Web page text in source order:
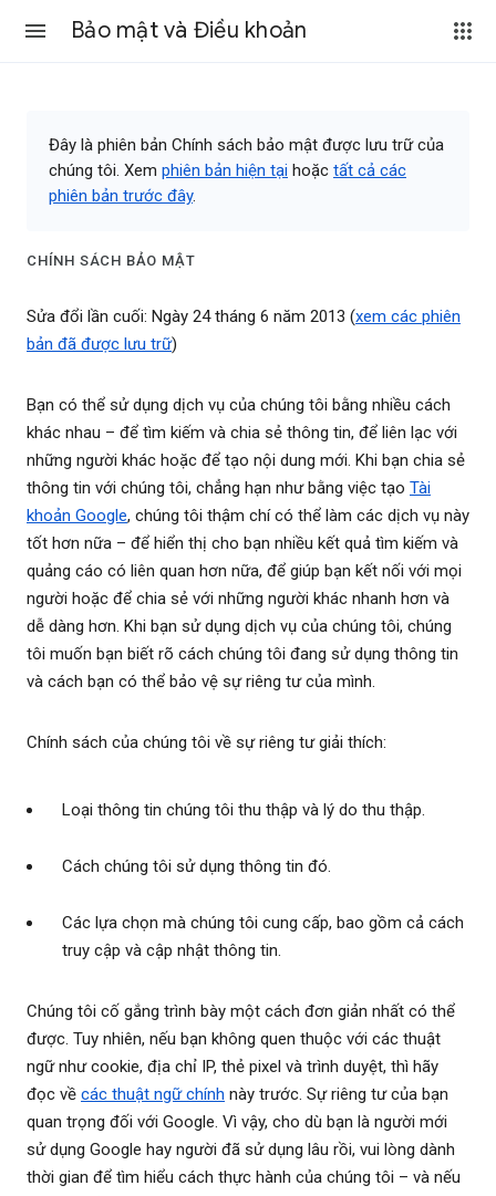
Bảo mật và Điều khoản
Đây là phiên bản Chính sách bảo mật được lưu trữ của
chúng tôi. Xem phiên bản hiện tại hoặc tất cả các
phiên bản trước đây.
CHÍNH SÁCH BẢO MẬT
Sửa đổi lần cuối: Ngày 24 tháng 6 năm 2013 (xem các phiên
bản đã được lưu trữ)
Bạn có thể sử dụng dịch vụ của chúng tôi bằng nhiều cách
khác nhau – để tìm kiếm và chia sẻ thông tin, để liên lạc với
những người khác hoặc để tạo nội dung mới. Khi bạn chia sẻ
thông tin với chúng tôi, chẳng hạn như bằng việc tạo Tài
khoản Google, chúng tôi thậm chí có thể làm các dịch vụ này
tốt hơn nữa – để hiển thị cho bạn nhiều kết quả tìm kiếm và
quảng cáo có liên quan hơn nữa, để giúp bạn kết nối với mọi
người hoặc để chia sẻ với những người khác nhanh hơn và
dễ dàng hơn. Khi bạn sử dụng dịch vụ của chúng tôi, chúng
tôi muốn bạn biết rõ cách chúng tôi đang sử dụng thông tin
và cách bạn có thể bảo vệ sự riêng tư của mình.
Chính sách của chúng tôi về sự riêng tư giải thích:
Loại thông tin chúng tôi thu thập và lý do thu thập.
Cách chúng tôi sử dụng thông tin đó.
Các lựa chọn mà chúng tôi cung cấp, bao gồm cả cách
truy cập và cập nhật thông tin.
Chúng tôi cố gắng trình bày một cách đơn giản nhất có thể
được. Tuy nhiên, nếu bạn không quen thuộc với các thuật
ngữ như cookie, địa chỉ IP, thẻ pixel và trình duyệt, thì hãy
đọc về các thuật ngữ chính này trước. Sự riêng tư của bạn
quan trọng đối với Google. Vì vậy, cho dù bạn là người mới
sử dụng Google hay người đã sử dụng lâu rồi, vui lòng dành
thời gian để tìm hiểu cách thực hành của chúng tôi – và nếu